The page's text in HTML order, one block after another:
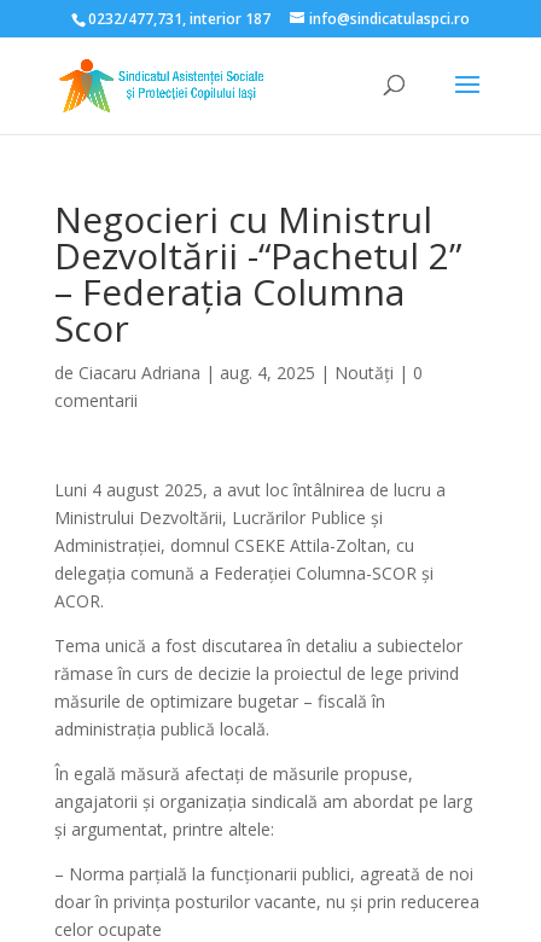
Deschide bara de unelte
0232/477,731, interior 187 info@sindicatulaspci.ro
Negocieri cu Ministrul
Dezvoltării -“Pachetul 2”
– Federația Columna
Scor
de Ciacaru Adriana | aug. 4, 2025 | Noutăți | 0
comentarii
Luni 4 august 2025, a avut loc întâlnirea de lucru a
Ministrului Dezvoltării, Lucrărilor Publice și
Administrației, domnul CSEKE Attila-Zoltan, cu
delegația comună a Federației Columna-SCOR și
ACOR.
Tema unică a fost discutarea în detaliu a subiectelor
rămase în curs de decizie la proiectul de lege privind
măsurile de optimizare bugetar – fiscală în
administrația publică locală.
În egală măsură afectați de măsurile propuse,
angajatorii și organizația sindicală am abordat pe larg
și argumentat, printre altele:
– Norma parțială la funcționarii publici, agreată de noi
doar în privința posturilor vacante, nu și prin reducerea
celor ocupate